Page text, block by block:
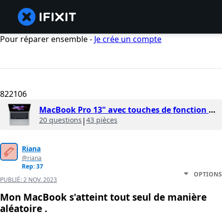
Pour réparer ensemble - Je crée un compte
822106
MacBook Pro 13" avec touches de fonction 2017
20 questions | 43 pièces
Riana
@riana
Rep: 37
PUBLIÉ:2 NOV. 2023
OPTIONS
Mon MacBook s'atteint tout seul de manière
aléatoire .